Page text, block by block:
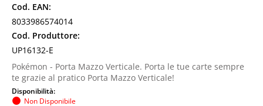
Cod. EAN:
8033986574014
Cod. Produttore:
UP16132-E
Pokémon - Porta Mazzo Verticale. Porta le tue carte sempre
te grazie al pratico Porta Mazzo Verticale!
Disponibilità:
Non Disponibile